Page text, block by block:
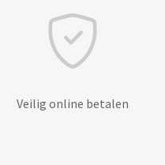
Veilig online betalen